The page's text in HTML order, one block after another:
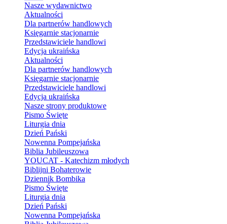
Nasze wydawnictwo
Aktualności
Dla partnerów handlowych
Księgarnie stacjonarnie
Przedstawiciele handlowi
Edycja ukraińska
Aktualności
Dla partnerów handlowych
Księgarnie stacjonarnie
Przedstawiciele handlowi
Edycja ukraińska
Nasze strony produktowe
Pismo Święte
Liturgia dnia
Dzień Pański
Nowenna Pompejańska
Biblia Jubileuszowa
YOUCAT - Katechizm młodych
Biblijni Bohaterowie
Dziennik Bombika
Pismo Święte
Liturgia dnia
Dzień Pański
Nowenna Pompejańska